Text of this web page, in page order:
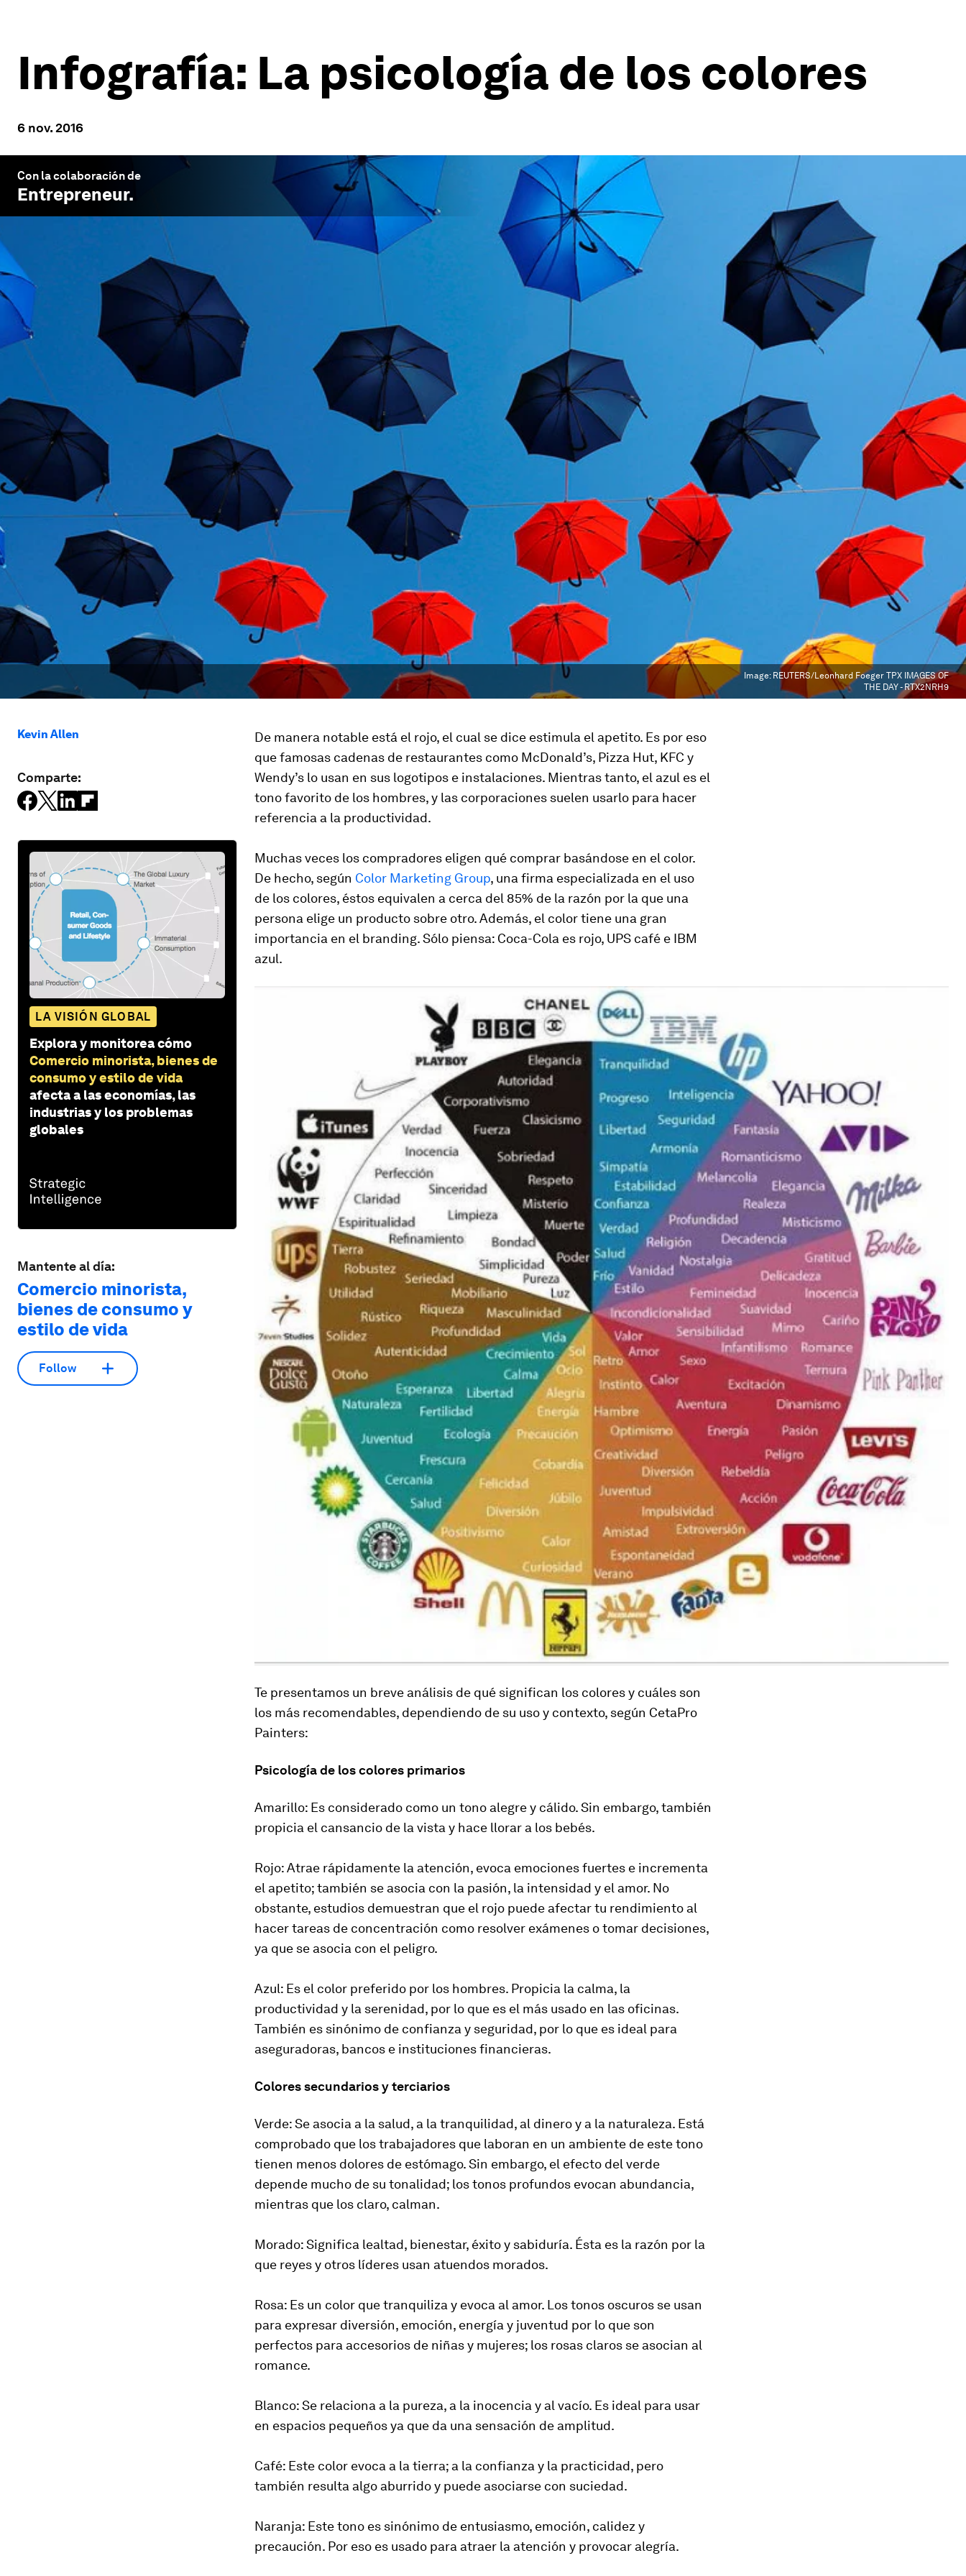
Infografía: La psicología de los colores
6 nov. 2016
Con la colaboración de
Entrepreneur.
Image: REUTERS/Leonhard Foeger TPX IMAGES OF
THE DAY - RTX2NRH9
Kevin Allen
Comparte:
LA VISIÓN GLOBAL
Explora y monitorea cómo
Comercio minorista, bienes de
consumo y estilo de vida
afecta a las economías, las
industrias y los problemas
globales
Mantente al día:
Comercio minorista,
bienes de consumo y
estilo de vida
Follow
De manera notable está el rojo, el cual se dice estimula el apetito. Es por eso
que famosas cadenas de restaurantes como McDonald’s, Pizza Hut, KFC y
Wendy’s lo usan en sus logotipos e instalaciones. Mientras tanto, el azul es el
tono favorito de los hombres, y las corporaciones suelen usarlo para hacer
referencia a la productividad.
Muchas veces los compradores eligen qué comprar basándose en el color.
De hecho, según Color Marketing Group, una firma especializada en el uso
de los colores, éstos equivalen a cerca del 85% de la razón por la que una
persona elige un producto sobre otro. Además, el color tiene una gran
importancia en el branding. Sólo piensa: Coca-Cola es rojo, UPS café e IBM
azul.
Te presentamos un breve análisis de qué significan los colores y cuáles son
los más recomendables, dependiendo de su uso y contexto, según CetaPro
Painters:
Psicología de los colores primarios
Amarillo: Es considerado como un tono alegre y cálido. Sin embargo, también
propicia el cansancio de la vista y hace llorar a los bebés.
Rojo: Atrae rápidamente la atención, evoca emociones fuertes e incrementa
el apetito; también se asocia con la pasión, la intensidad y el amor. No
obstante, estudios demuestran que el rojo puede afectar tu rendimiento al
hacer tareas de concentración como resolver exámenes o tomar decisiones,
ya que se asocia con el peligro.
Azul: Es el color preferido por los hombres. Propicia la calma, la
productividad y la serenidad, por lo que es el más usado en las oficinas.
También es sinónimo de confianza y seguridad, por lo que es ideal para
aseguradoras, bancos e instituciones financieras.
Colores secundarios y terciarios
Verde: Se asocia a la salud, a la tranquilidad, al dinero y a la naturaleza. Está
comprobado que los trabajadores que laboran en un ambiente de este tono
tienen menos dolores de estómago. Sin embargo, el efecto del verde
depende mucho de su tonalidad; los tonos profundos evocan abundancia,
mientras que los claro, calman.
Morado: Significa lealtad, bienestar, éxito y sabiduría. Ésta es la razón por la
que reyes y otros líderes usan atuendos morados.
Rosa: Es un color que tranquiliza y evoca al amor. Los tonos oscuros se usan
para expresar diversión, emoción, energía y juventud por lo que son
perfectos para accesorios de niñas y mujeres; los rosas claros se asocian al
romance.
Blanco: Se relaciona a la pureza, a la inocencia y al vacío. Es ideal para usar
en espacios pequeños ya que da una sensación de amplitud.
Café: Este color evoca a la tierra; a la confianza y la practicidad, pero
también resulta algo aburrido y puede asociarse con suciedad.
Naranja: Este tono es sinónimo de entusiasmo, emoción, calidez y
precaución. Por eso es usado para atraer la atención y provocar alegría.